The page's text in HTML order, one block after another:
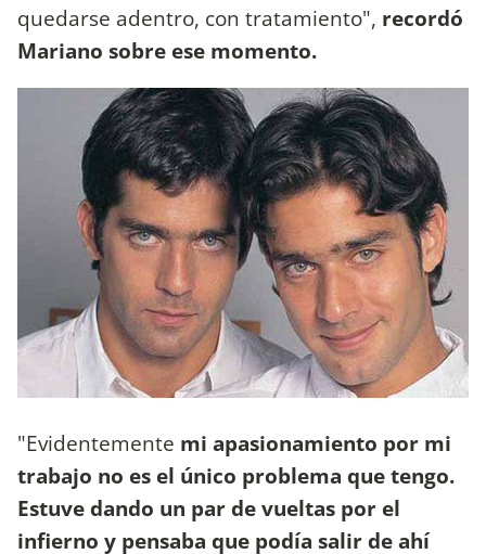
quedarse adentro, con tratamiento", recordó
Mariano sobre ese momento.
"Evidentemente mi apasionamiento por mi
trabajo no es el único problema que tengo.
Estuve dando un par de vueltas por el
infierno y pensaba que podía salir de ahí